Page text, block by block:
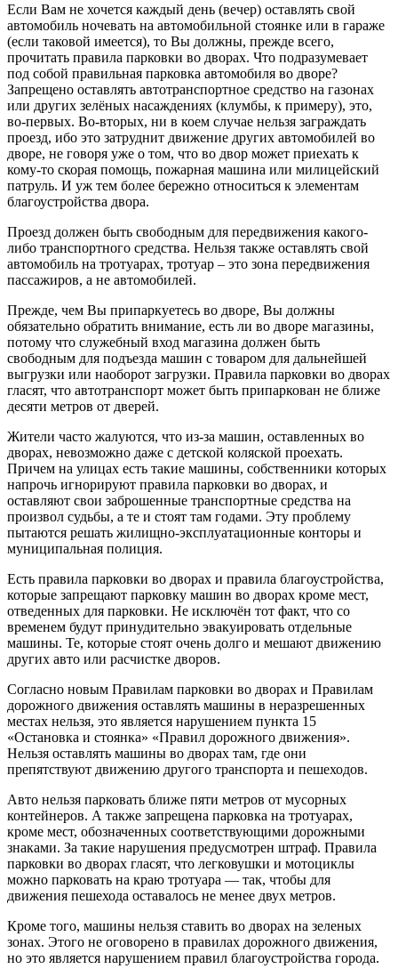
Если Вам не хочется каждый день (вечер) оставлять свой
автомобиль ночевать на автомобильной стоянке или в гараже
(если таковой имеется), то Вы должны, прежде всего,
прочитать правила парковки во дворах. Что подразумевает
под собой правильная парковка автомобиля во дворе?
Запрещено оставлять автотранспортное средство на газонах
или других зелёных насаждениях (клумбы, к примеру), это,
во-первых. Во-вторых, ни в коем случае нельзя заграждать
проезд, ибо это затруднит движение других автомобилей во
дворе, не говоря уже о том, что во двор может приехать к
кому-то скорая помощь, пожарная машина или милицейский
патруль. И уж тем более бережно относиться к элементам
благоустройства двора.
Проезд должен быть свободным для передвижения какого-
либо транспортного средства. Нельзя также оставлять свой
автомобиль на тротуарах, тротуар – это зона передвижения
пассажиров, а не автомобилей.
Прежде, чем Вы припаркуетесь во дворе, Вы должны
обязательно обратить внимание, есть ли во дворе магазины,
потому что служебный вход магазина должен быть
свободным для подъезда машин с товаром для дальнейшей
выгрузки или наоборот загрузки. Правила парковки во дворах
гласят, что автотранспорт может быть припаркован не ближе
десяти метров от дверей.
Жители часто жалуются, что из-за машин, оставленных во
дворах, невозможно даже с детской коляской проехать.
Причем на улицах есть такие машины, собственники которых
напрочь игнорируют правила парковки во дворах, и
оставляют свои заброшенные транспортные средства на
произвол судьбы, а те и стоят там годами. Эту проблему
пытаются решать жилищно-эксплуатационные конторы и
муниципальная полиция.
Есть правила парковки во дворах и правила благоустройства,
которые запрещают парковку машин во дворах кроме мест,
отведенных для парковки. Не исключён тот факт, что со
временем будут принудительно эвакуировать отдельные
машины. Те, которые стоят очень долго и мешают движению
других авто или расчистке дворов.
Согласно новым Правилам парковки во дворах и Правилам
дорожного движения оставлять машины в неразрешенных
местах нельзя, это является нарушением пункта 15
«Остановка и стоянка» «Правил дорожного движения».
Нельзя оставлять машины во дворах там, где они
препятствуют движению другого транспорта и пешеходов.
Авто нельзя парковать ближе пяти метров от мусорных
контейнеров. А также запрещена парковка на тротуарах,
кроме мест, обозначенных соответствующими дорожными
знаками. За такие нарушения предусмотрен штраф. Правила
парковки во дворах гласят, что легковушки и мотоциклы
можно парковать на краю тротуара — так, чтобы для
движения пешехода оставалось не менее двух метров.
Кроме того, машины нельзя ставить во дворах на зеленых
зонах. Этого не оговорено в правилах дорожного движения,
но это является нарушением правил благоустройства города.